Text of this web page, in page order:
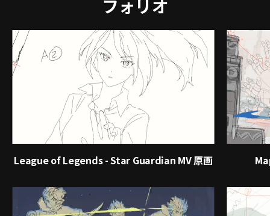
フォリオ
League of Legends - Star Guardian MV 原画